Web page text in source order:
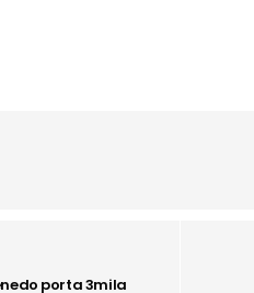
porta 3mila